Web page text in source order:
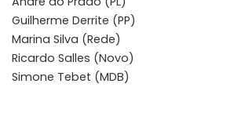
Guilherme Derrite (PP)
Marina Silva (Rede)
Ricardo Salles (Novo)
Simone Tebet (MDB)